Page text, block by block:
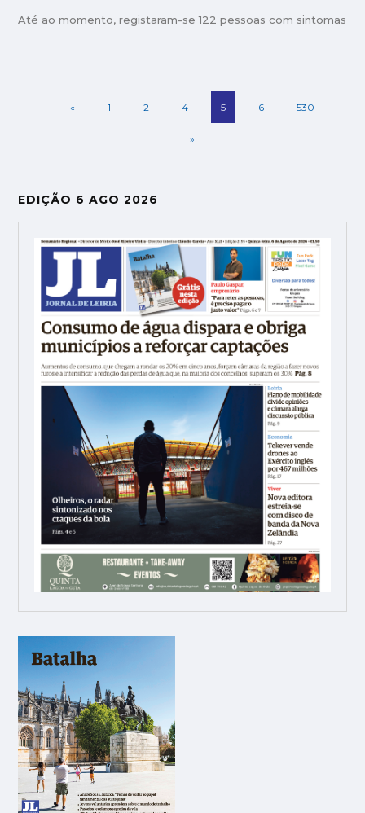
Até ao momento, registaram-se 122 pessoas com sintomas
« 1 2 4 5 6 530
»
EDIÇÃO 6 AGO 2026